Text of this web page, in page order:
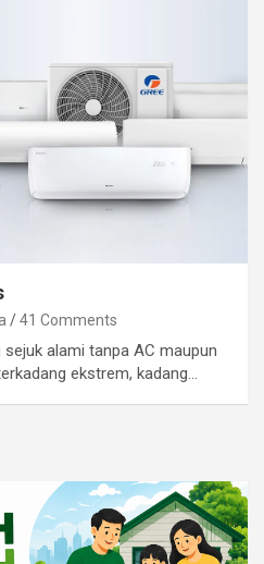
41 Comments
alami tanpa AC maupun
ekstrem, kadang…